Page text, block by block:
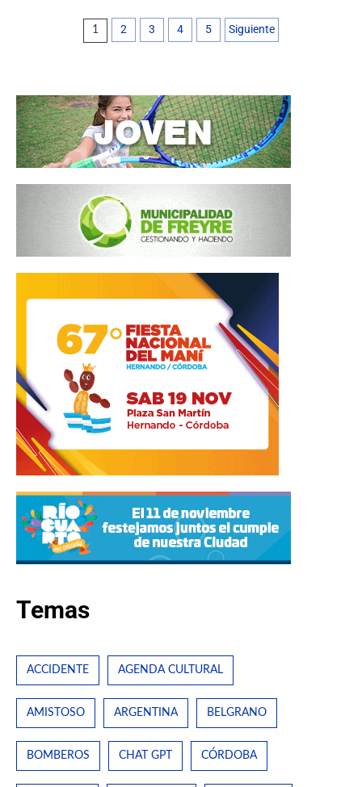
1 2 3 4 5 Siguiente
Temas
ACCIDENTE AGENDA CULTURAL
AMISTOSO ARGENTINA BELGRANO
BOMBEROS CHAT GPT CÓRDOBA